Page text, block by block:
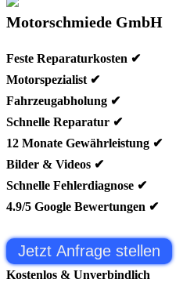
Motorschmiede GmbH
Feste Reparaturkosten ✔
Motorspezialist ✔
Fahrzeugabholung ✔
Schnelle Reparatur ✔
12 Monate Gewährleistung ✔
Bilder & Videos ✔
Schnelle Fehlerdiagnose ✔
4.9/5 Google Bewertungen ✔
Jetzt Anfrage stellen
Kostenlos & Unverbindlich